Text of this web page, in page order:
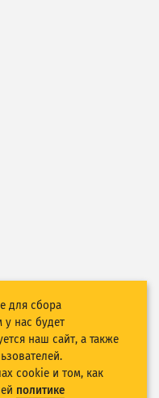
для сбора
у нас будет
наш сайт, а также
cookie и том, как
политике